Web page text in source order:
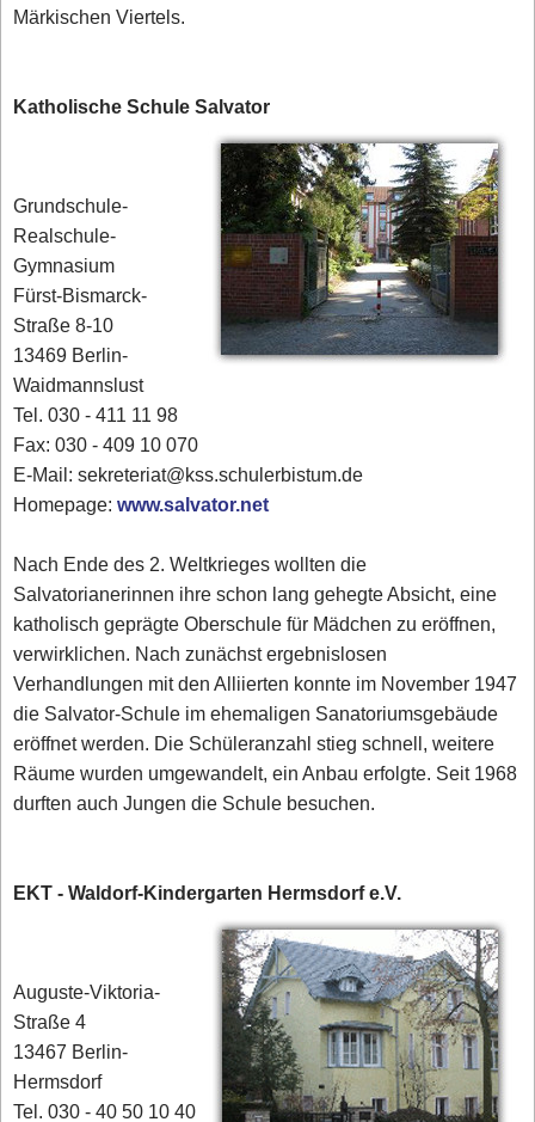
Märkischen Viertels.
Katholische Schule Salvator
Grundschule-
Realschule-
Gymnasium
Fürst-Bismarck-
Straße 8-10
13469 Berlin-
Waidmannslust
Tel. 030 - 411 11 98
Fax: 030 - 409 10 070
E-Mail: sekreteriat@kss.schulerbistum.de
Homepage:www.salvator.net
Nach Ende des 2. Weltkrieges wollten die
Salvatorianerinnen ihre schon lang gehegte Absicht, eine
katholisch geprägte Oberschule für Mädchen zu eröffnen,
verwirklichen. Nach zunächst ergebnislosen
Verhandlungen mit den Alliierten konnte im November 1947
die Salvator-Schule im ehemaligen Sanatoriumsgebäude
eröffnet werden. Die Schüleranzahl stieg schnell, weitere
Räume wurden umgewandelt, ein Anbau erfolgte. Seit 1968
durften auch Jungen die Schule besuchen.
EKT - Waldorf-Kindergarten Hermsdorf e.V.
Auguste-Viktoria-
Straße 4
13467 Berlin-
Hermsdorf
Tel. 030 - 40 50 10 40